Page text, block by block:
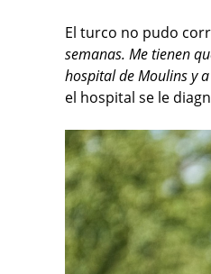
El turco no pudo
semanas. Me tienen
hospital de Moulins y
el hospital se le